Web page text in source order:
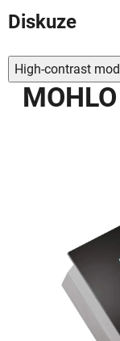
Diskuze
High-contrast